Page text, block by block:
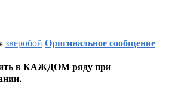
зверобой Оригинальное сообщение
в КАЖДОМ ряду при